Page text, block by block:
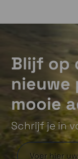
Blijf op
nieuwe
mooie
Schrijf je in